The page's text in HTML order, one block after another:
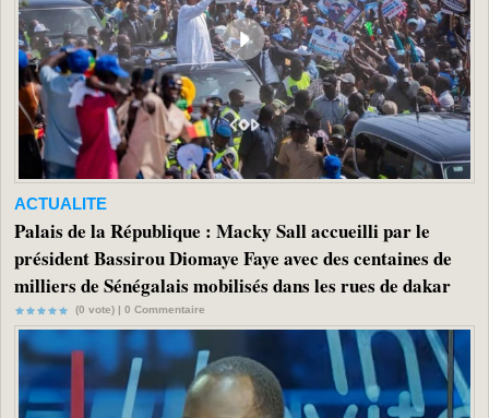
ACTUALITE
Palais de la République : Macky Sall accueilli par le
président Bassirou Diomaye Faye avec des centaines de
milliers de Sénégalais mobilisés dans les rues de dakar
(0 vote) | 0 Commentaire